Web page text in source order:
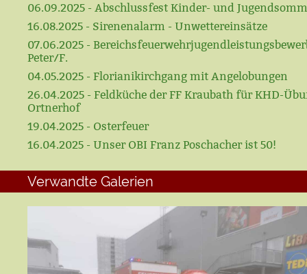
06.09.2025 - Abschlussfest Kinder- und
16.08.2025 - Sirenenalarm - Unwettereinsätze
07.06.2025 -
Peter/F.
04.05.2025 - Florianikirchgang mit Angelobungen
26.04.2025 - Feldküche der FF Kraubath für KHD-
Ortnerhof
19.04.2025 - Osterfeuer
16.04.2025 - Unser OBI Franz Poschacher ist 50!
Verwandte Galerien